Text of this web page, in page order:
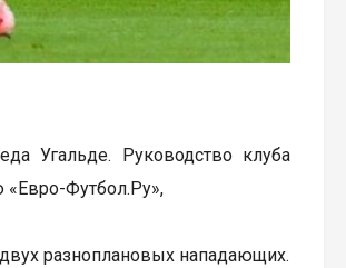
Угальде. Руководство клуба
Футбол.Ру»,
разноплановых нападающих.